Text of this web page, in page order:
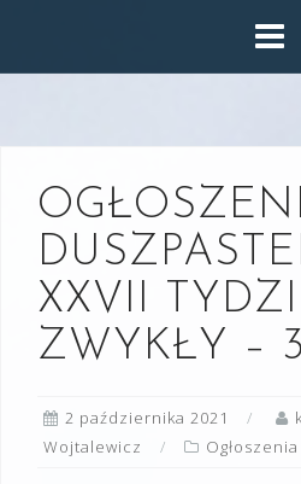
XXVII
ZWYKŁY –
2 października 2021
Wojtalewicz